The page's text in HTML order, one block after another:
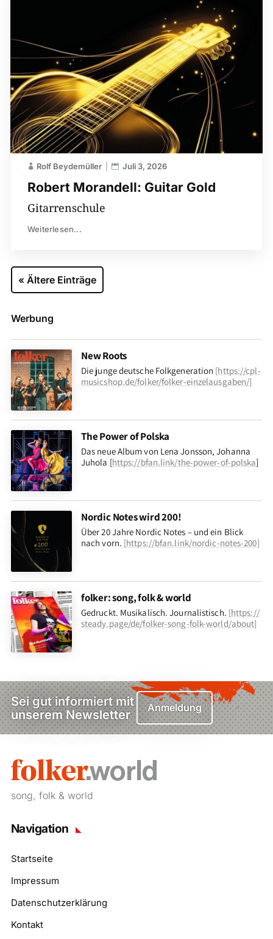
Robert Morandell: Guitar Gold
Rolf Beydemüller Juli 3, 2026
Gitarrenschule
Weiterlesen...
« Ältere Einträge
Werbung
New Roots
Die junge deutsche Folkgeneration [https://cpl-
musicshop.de/folker/folker-einzelausgaben/]
The Power of Polska
Das neue Album von Lena Jonsson, Johanna
Juhola [https://bfan.link/the-power-of-polska]
Nordic Notes wird 200!
Über 20 Jahre Nordic Notes – und ein Blick
nach vorn. [https://bfan.link/nordic-notes-200]
folker: song, folk & world
Gedruckt. Musikalisch. Journalistisch. [https://
steady.page/de/folker-song-folk-world/about]
Sei gut informiert mit
unserem Newsletter
Anmeldung
song, folk & world
Navigation
Startseite
Impressum
Datenschutzerklärung
Kontakt